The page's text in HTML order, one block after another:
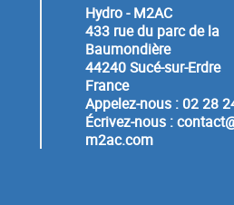
Hydro - M2AC
433 rue du parc de la
Baumondière
44240 Sucé-sur-Erdre
France
Appelez-nous : 02 28
Écrivez-nous :
m2ac.com